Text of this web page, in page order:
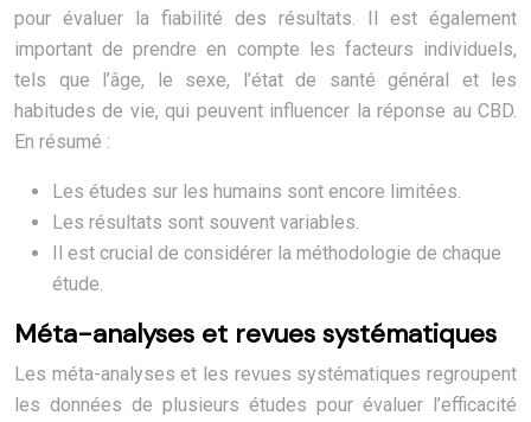
pour évaluer la fiabilité des résultats. Il est également
important de prendre en compte les facteurs individuels,
tels que l’âge, le sexe, l’état de santé général et les
habitudes de vie, qui peuvent influencer la réponse au CBD.
En résumé :
Les études sur les humains sont encore limitées.
Les résultats sont souvent variables.
Il est crucial de considérer la méthodologie de chaque
étude.
Méta-analyses et revues systématiques
Les méta-analyses et les revues systématiques regroupent
les données de plusieurs études pour évaluer l’efficacité